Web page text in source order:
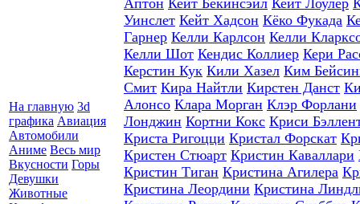
На главную 3d
графика Авиация
Автомобили
Аниме Весь мир
Вкусности Горы
Девушки
Животные
Аптон Кейт Бекинсэйл Кейт Лоулер
Уинслет Кейт Хадсон Кёко Фукада
Гарнер Келли Карлсон Келли
Келли Шот Кендис Коллиер Кери
Керстин Кук Кили Хазел Ким
Смит Кира Найтли Кирстен Данст
Алонсо Клара Морган Клэр Форлани
Лонджин Кортни Кокс Криси
Криста Ригоцци Кристал Форскат
Кристен Стюарт Кристин Каваллари
Кристин Тиган Кристина Агилера
Кристина Леордини Кристина